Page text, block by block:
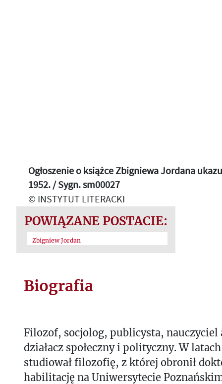
Ogłoszenie o książce Zbigniewa Jordana
1952. / Sygn. sm00027
© INSTYTUT LITERACKI
POWIĄZANE POSTACIE:
Zbigniew Jordan
Biografia
Filozof, socjolog, publicysta, nauczyciel
działacz społeczny i polityczny. W
studiował filozofię, z której obronił
habilitację na Uniwersytecie